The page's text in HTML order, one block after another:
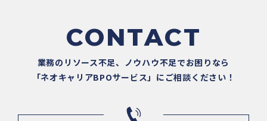
CONTACT
業務のリソース不足、ノウハウ不足でお困りなら
「ネオキャリアBPOサービス」にご相談ください！